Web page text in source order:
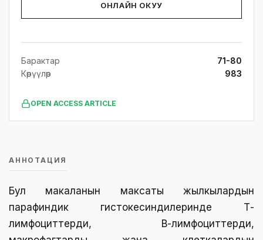
ОНЛАЙН ОКУУ
Барактар
71-80
Көрүүлөр
983
OPEN ACCESS ARTICLE
АННОТАЦИЯ
Бул макаланын максаты жылкылардын
парафиндик гистокесиндилеринде Т-
лимфоциттерди, В-лимфоциттерди,